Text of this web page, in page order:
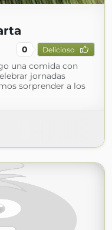
0 Delicioso
una comida con
jornadas
sorprender a los